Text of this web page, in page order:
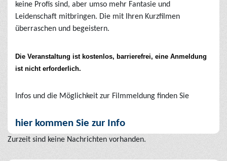
keine Profis sind, aber umso mehr Fantasie und
Leidenschaft mitbringen. Die mit Ihren Kurzfilmen
überraschen und begeistern.
Die Veranstaltung ist kostenlos, barrierefrei, eine Anmeldung
ist nicht erforderlich.
Infos und die Möglichkeit zur Filmmeldung finden Sie
hier kommen Sie zur Info
Zurzeit sind keine Nachrichten vorhanden.